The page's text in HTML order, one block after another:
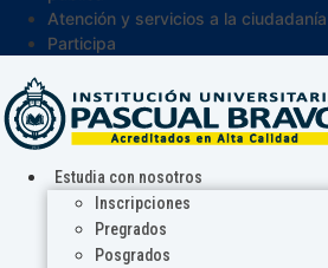
Atención y servicios a la ciudadanía
Participa
Estudia con nosotros
Inscripciones
Pregrados
Posgrados